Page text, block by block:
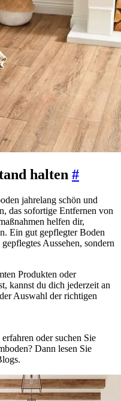
halten #
jahrelang schön und
das sofortige Entfernen von
helfen dir,
Ein gut gepflegter Boden
Aussehen, sondern
Produkten oder
kannst du dich jederzeit an
Auswahl der richtigen
oder suchen Sie
Dann lesen Sie